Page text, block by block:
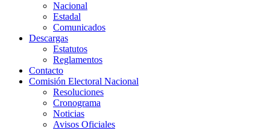
Nacional
Estadal
Comunicados
Descargas
Estatutos
Reglamentos
Contacto
Comisión Electoral Nacional
Resoluciones
Cronograma
Noticias
Avisos Oficiales